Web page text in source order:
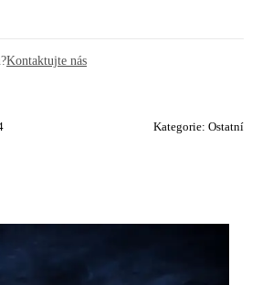
Kontaktujte nás
Kategorie: Ostatní